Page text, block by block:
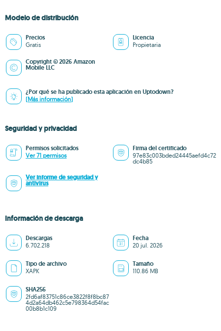
Modelo de distribución
Precios
Gratis
Licencia
Propietaria
Copyright © 2026 Amazon
Mobile LLC
¿Por qué se ha publicado esta aplicación en Uptodown?
(Más información)
Seguridad y privacidad
Permisos solicitados
Ver 71 permisos
Firma del certificado
97e83c003bded24445aefd4c72
dc4b85
Ver informe de seguridad y
antivirus
Información de descarga
Descargas
6.702.218
Fecha
20 jul. 2026
Tipo de archivo
XAPK
Tamaño
110.86 MB
SHA256
2fd6af83751c86ce3822f8f8bc87
4d2a64db462c5e798364d54fac
00b8b1c109